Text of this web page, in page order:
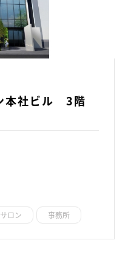
本社ビル 3階
ロン 事務所